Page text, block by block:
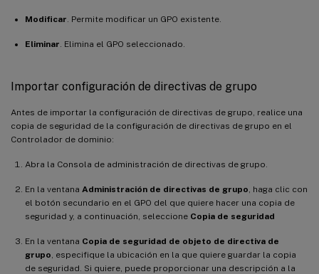
Modificar . Permite modificar un GPO existente.
Eliminar . Elimina el GPO seleccionado.
Importar configuración de directivas de grupo
Antes de importar la configuración de directivas de grupo, realice una
copia de seguridad de la configuración de directivas de grupo en el
Controlador de dominio:
Abra la Consola de administración de directivas de grupo.
En la ventana Administración de directivas de grupo , haga clic con
el botón secundario en el GPO del que quiere hacer una copia de
seguridad y, a continuación, seleccione Copia de seguridad
En la ventana Copia de seguridad de objeto de directiva de
grupo , especifique la ubicación en la que quiere guardar la copia
de seguridad. Si quiere, puede proporcionar una descripción a la